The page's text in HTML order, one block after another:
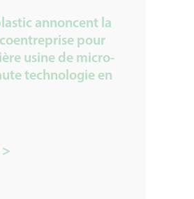
annoncent la
pour
usine de micro-
technologie en